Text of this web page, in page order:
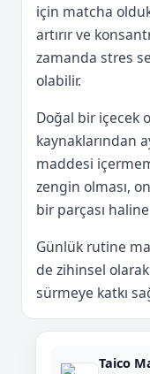
için matcha
artırır ve
zamanda stres
olabilir.
Doğal bir içecek
kaynaklarından
maddesi
zengin olması,
bir parçası
Günlük rutine
de zihinsel
sürmeye katkı
Taico